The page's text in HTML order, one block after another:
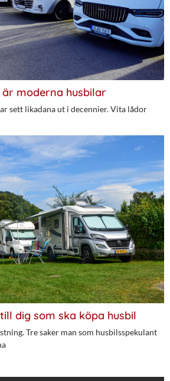
moderna husbilar
sett likadana ut i decennier. Vita lådor
dig som ska köpa husbil
Tre saker man som husbilsspekulant